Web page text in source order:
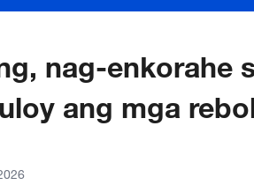
nag-enkorahe
ang mga